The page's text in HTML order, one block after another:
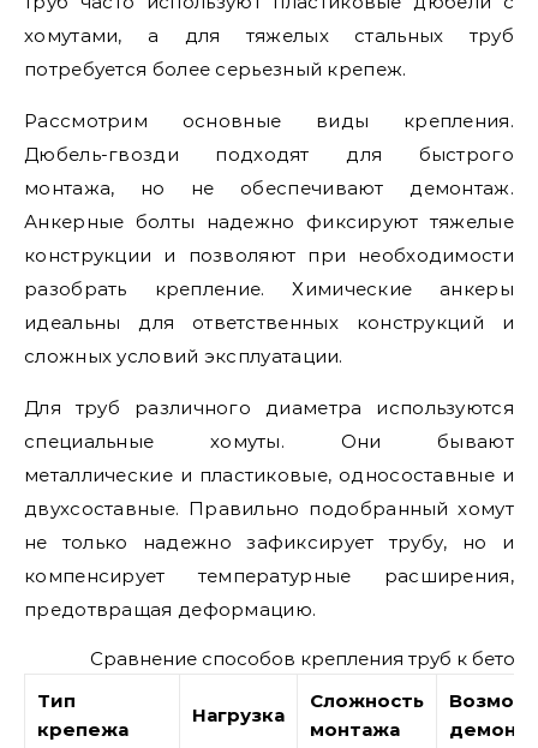
хомутами, а для тяжелых стальных труб
потребуется более серьезный крепеж.
Рассмотрим основные виды крепления.
Дюбель-гвозди подходят для быстрого
монтажа, но не обеспечивают демонтаж.
Анкерные болты надежно фиксируют тяжелые
конструкции и позволяют при необходимости
разобрать крепление. Химические анкеры
идеальны для ответственных конструкций и
сложных условий эксплуатации.
Для труб различного диаметра используются
специальные хомуты. Они бывают
металлические и пластиковые, односоставные и
двухсоставные. Правильно подобранный хомут
не только надежно зафиксирует трубу, но и
компенсирует температурные расширения,
предотвращая деформацию.
Сравнение способов крепления труб к бетону
Тип
крепежа
Нагрузка
Сложность
монтажа